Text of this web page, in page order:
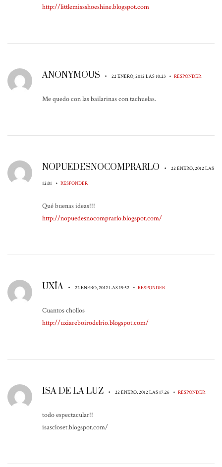
http://littlemissshoeshine.blogspot.com
ANONYMOUS • 22 ENERO, 2012 LAS 10:23 • RESPONDER
Me quedo con las bailarinas con tachuelas.
NOPUEDESNOCOMPRARLO • 22 ENERO, 2012 LAS
12:01 • RESPONDER
Qué buenas ideas!!!
http://nopuedesnocomprarlo.blogspot.com/
UXÍA • 22 ENERO, 2012 LAS 15:52 • RESPONDER
Cuantos chollos
http://uxiareboirodelrio.blogspot.com/
ISA DE LA LUZ • 22 ENERO, 2012 LAS 17:26 • RESPONDER
todo espectacular!!
isascloset.blogspot.com/